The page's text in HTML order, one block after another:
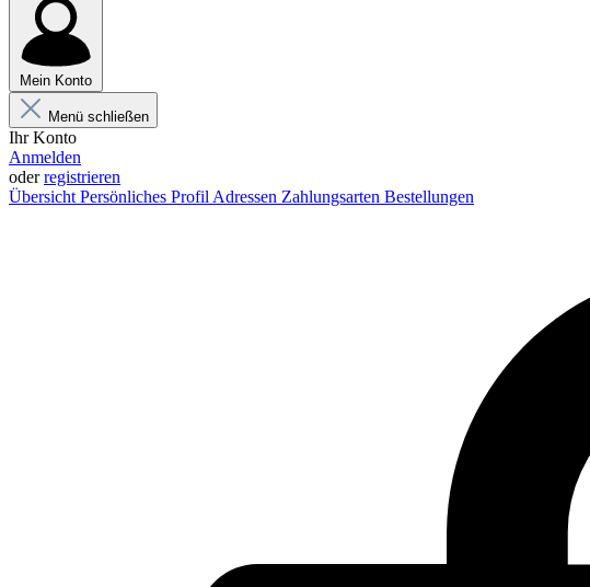
Mein Konto
Menü schließen
Ihr Konto
Anmelden
oderregistrieren
Übersicht Persönliches Profil Adressen Zahlungsarten Bestellungen